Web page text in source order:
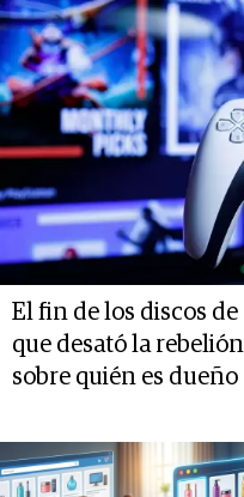
El fin de los discos
que desató la
sobre quién es